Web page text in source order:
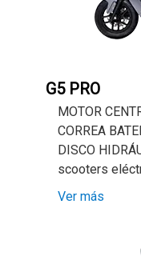
G5 PRO
MOTOR
CORREA
DISCO
scooters
Ver más